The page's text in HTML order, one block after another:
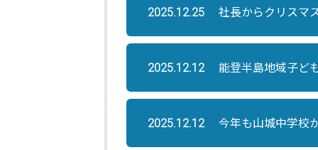
2025.12.25 社長からクリスマ
2025.12.12 能登半島地域子ど
2025.12.12 今年も山城中学校